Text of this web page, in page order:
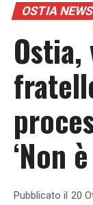
OSTIA NEWS
‘Non
Pubblicato il 20